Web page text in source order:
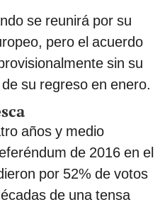
se reunirá por su
pero el acuerdo
sin su
su regreso en enero.
años y medio
de 2016 en el
por 52% de votos
de una tensa